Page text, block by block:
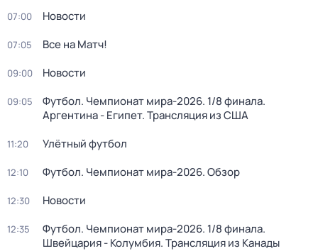
07:00 Новости
07:05 Все на Матч!
09:00 Новости
09:05
Футбол. Чемпионат мира-2026. 1/8 финала.
Аргентина - Египет. Трансляция из США
11:20 Улётный футбол
12:10 Футбол. Чемпионат мира-2026. Обзор
12:30 Новости
12:35
Футбол. Чемпионат мира-2026. 1/8 финала.
Швейцария - Колумбия. Трансляция из Канады